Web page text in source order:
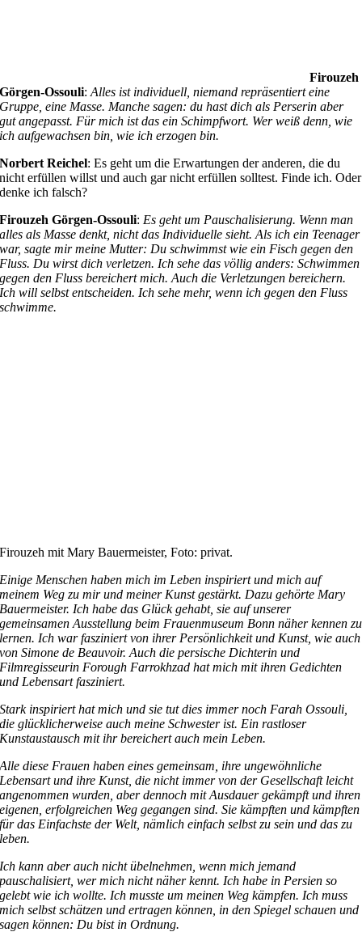
Firouzeh
Görgen-Ossouli:Alles ist individuell, niemand repräsentiert eine
Gruppe, eine Masse. Manche sagen: du hast dich als Perserin aber
gut angepasst. Für mich ist das ein Schimpfwort. Wer weiß denn, wie
ich aufgewachsen bin, wie ich erzogen bin.
Norbert Reichel: Es geht um die Erwartungen der anderen, die du
nicht erfüllen willst und auch gar nicht erfüllen solltest. Finde ich. Oder
denke ich falsch?
Firouzeh Görgen-Ossouli: Es geht um Pauschalisierung. Wenn man
alles als Masse denkt, nicht das Individuelle sieht. Als ich ein Teenager
war, sagte mir meine Mutter: Du schwimmst wie ein Fisch gegen den
Fluss. Du wirst dich verletzen. Ich sehe das völlig anders: Schwimmen
gegen den Fluss bereichert mich. Auch die Verletzungen bereichern.
Ich will selbst entscheiden. Ich sehe mehr, wenn ich gegen den Fluss
schwimme.
Firouzeh mit Mary Bauermeister, Foto: privat.
Einige Menschen haben mich im Leben inspiriert und mich auf
meinem Weg zu mir und meiner Kunst gestärkt. Dazu gehörte Mary
Bauermeister. Ich habe das Glück gehabt, sie auf unserer
gemeinsamen Ausstellung beim Frauenmuseum Bonn näher kennen zu
lernen. Ich war fasziniert von ihrer Persönlichkeit und Kunst, wie auch
von Simone de Beauvoir. Auch die persische Dichterin und
Filmregisseurin Forough Farrokhzad hat mich mit ihren Gedichten
und Lebensart fasziniert.
Stark inspiriert hat mich und sie tut dies immer noch Farah Ossouli,
die glücklicherweise auch meine Schwester ist. Ein rastloser
Kunstaustausch mit ihr bereichert auch mein Leben.
Alle diese Frauen haben eines gemeinsam, ihre ungewöhnliche
Lebensart und ihre Kunst, die nicht immer von der Gesellschaft leicht
angenommen wurden, aber dennoch mit Ausdauer gekämpft und ihren
eigenen, erfolgreichen Weg gegangen sind. Sie kämpften und kämpften
für das Einfachste der Welt, nämlich einfach selbst zu sein und das zu
leben.
Ich kann aber auch nicht übelnehmen, wenn mich jemand
pauschalisiert, wer mich nicht näher kennt. Ich habe in Persien so
gelebt wie ich wollte. Ich musste um meinen Weg kämpfen. Ich muss
mich selbst schätzen und ertragen können, in den Spiegel schauen und
sagen können: Du bist in Ordnung.